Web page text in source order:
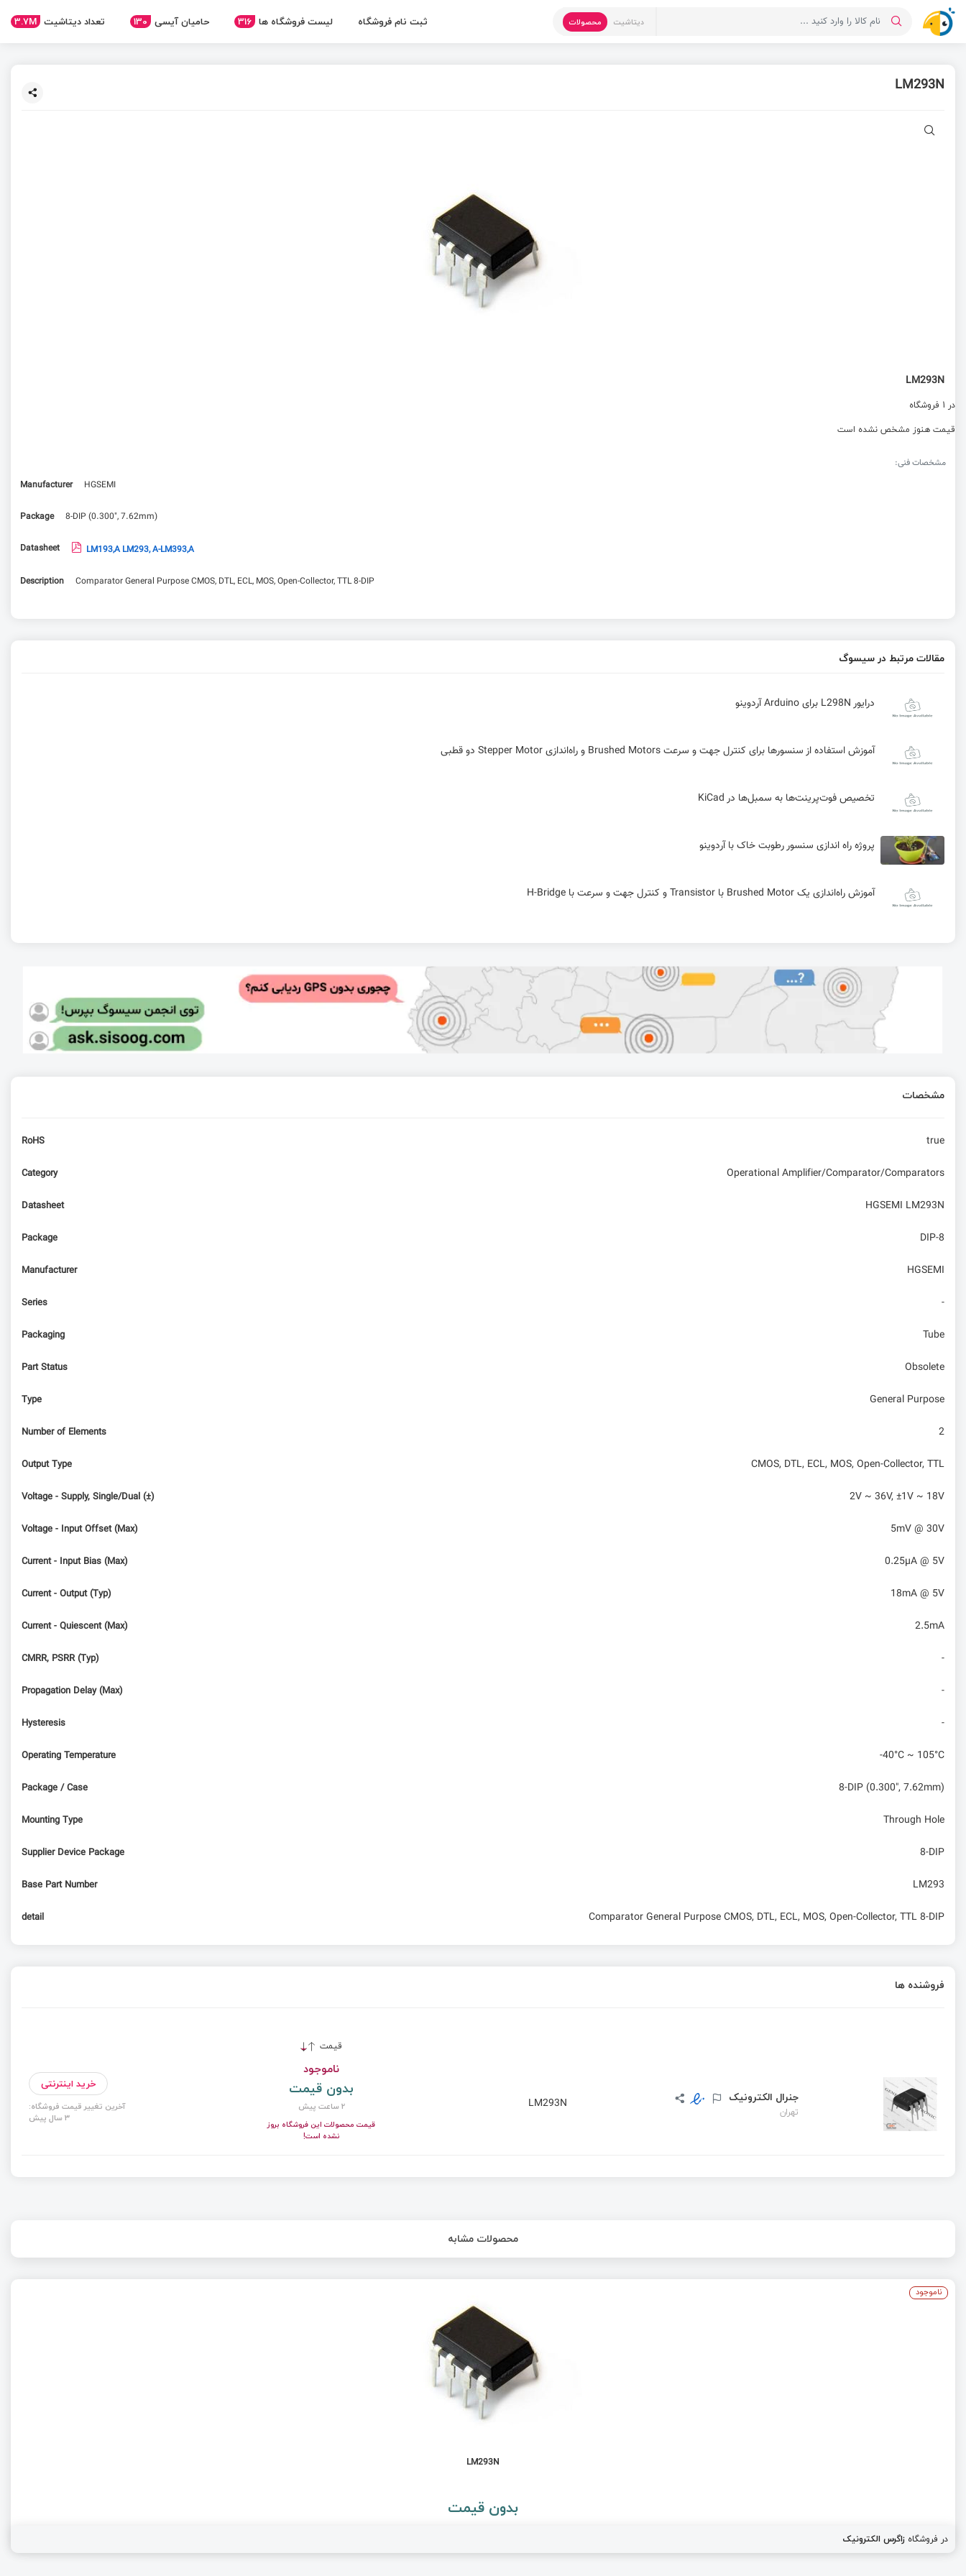
دیتاشیت محصولات ثبت نام فروشگاه لیست فروشگاه ها 316 حامیان آیسی 130 تعداد دیتاشیت 3.7M
LM293N
LM293N
در 1 فروشگاه
قیمت هنوز مشخص نشده است
مشخصات فنی:
Manufacturer
HGSEMI
Package 8-DIP (0.300", 7.62mm)
Datasheet LM193,A LM293, A-LM393,A
Description Comparator General Purpose CMOS, DTL, ECL, MOS, Open-Collector, TTL 8-DIP
مقالات مرتبط در سیسوگ
درایور L298N برای Arduino آردوینو
آموزش استفاده از سنسورها برای کنترل جهت و سرعت Brushed Motors و راه‌اندازی Stepper Motor دو قطبی
تخصیص فوت‌پرینت‌ها به سمبل‌ها در KiCad
پروژه راه اندازی سنسور رطوبت خاک با آردوینو
آموزش راه‌اندازی یک Brushed Motor با Transistor و کنترل جهت و سرعت با H-Bridge
مشخصات
RoHS true
Category Operational Amplifier/Comparator/Comparators
Datasheet HGSEMI LM293N
Package DIP-8
Manufacturer HGSEMI
Series -
Packaging Tube
Part Status Obsolete
Type General Purpose
Number of Elements 2
Output Type CMOS, DTL, ECL, MOS, Open-Collector, TTL
Voltage - Supply, Single/Dual (±) 2V ~ 36V, ±1V ~ 18V
Voltage - Input Offset (Max) 5mV @ 30V
Current - Input Bias (Max) 0.25µA @ 5V
Current - Output (Typ) 18mA @ 5V
Current - Quiescent (Max) 2.5mA
CMRR, PSRR (Typ) -
Propagation Delay (Max) -
Hysteresis -
Operating Temperature -40°C ~ 105°C
Package / Case 8-DIP (0.300", 7.62mm)
Mounting Type Through Hole
Supplier Device Package 8-DIP
Base Part Number LM293
detail Comparator General Purpose CMOS, DTL, ECL, MOS, Open-Collector, TTL 8-DIP
فروشنده ها
قیمت
جنرال الکترونیک
تهران
LM293N
ناموجود
بدون قیمت
2 ساعت پیش
قیمت محصولات این فروشگاه بروز
نشده است!
خرید اینترنتی
آخرین تغییر قیمت فروشگاه:
3 سال پیش
محصولات مشابه
LM293N
بدون قیمت
در فروشگاه زاگرس الکترونیک
ناموجود